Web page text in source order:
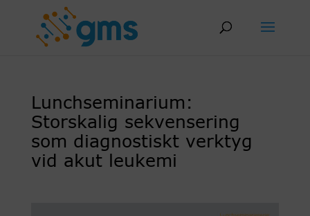
Lunchseminarium:
Storskalig sekvensering
som diagnostiskt verktyg
vid akut leukemi